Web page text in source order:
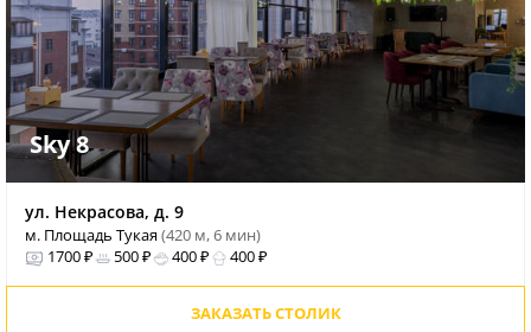
Sky 8
ул. Некрасова, д. 9
м. Площадь Тукая(420 м, 6 мин)
1700 ₽
500 ₽ 400 ₽ 400 ₽
ЗАКАЗАТЬ СТОЛИК